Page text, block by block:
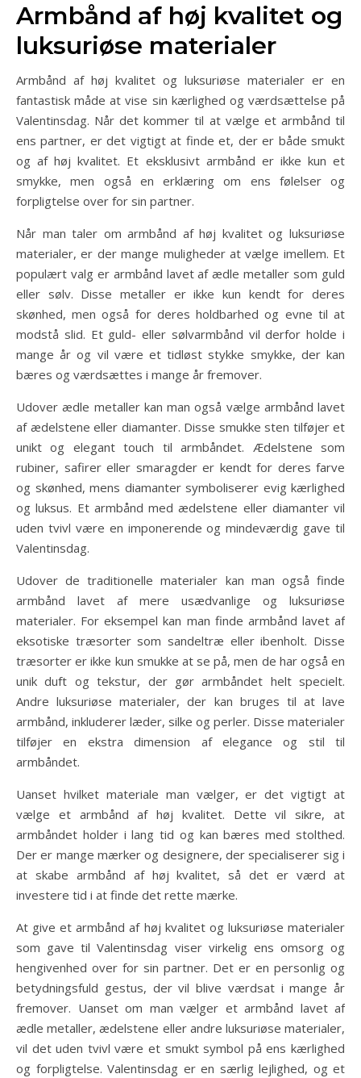
Armbånd af høj kvalitet og
luksuriøse materialer
Armbånd af høj kvalitet og luksuriøse materialer er en
fantastisk måde at vise sin kærlighed og værdsættelse på
Valentinsdag. Når det kommer til at vælge et armbånd til
ens partner, er det vigtigt at finde et, der er både smukt
og af høj kvalitet. Et eksklusivt armbånd er ikke kun et
smykke, men også en erklæring om ens følelser og
forpligtelse over for sin partner.
Når man taler om armbånd af høj kvalitet og luksuriøse
materialer, er der mange muligheder at vælge imellem. Et
populært valg er armbånd lavet af ædle metaller som guld
eller sølv. Disse metaller er ikke kun kendt for deres
skønhed, men også for deres holdbarhed og evne til at
modstå slid. Et guld- eller sølvarmbånd vil derfor holde i
mange år og vil være et tidløst stykke smykke, der kan
bæres og værdsættes i mange år fremover.
Udover ædle metaller kan man også vælge armbånd lavet
af ædelstene eller diamanter. Disse smukke sten tilføjer et
unikt og elegant touch til armbåndet. Ædelstene som
rubiner, safirer eller smaragder er kendt for deres farve
og skønhed, mens diamanter symboliserer evig kærlighed
og luksus. Et armbånd med ædelstene eller diamanter vil
uden tvivl være en imponerende og mindeværdig gave til
Valentinsdag.
Udover de traditionelle materialer kan man også finde
armbånd lavet af mere usædvanlige og luksuriøse
materialer. For eksempel kan man finde armbånd lavet af
eksotiske træsorter som sandeltræ eller ibenholt. Disse
træsorter er ikke kun smukke at se på, men de har også en
unik duft og tekstur, der gør armbåndet helt specielt.
Andre luksuriøse materialer, der kan bruges til at lave
armbånd, inkluderer læder, silke og perler. Disse materialer
tilføjer en ekstra dimension af elegance og stil til
armbåndet.
Uanset hvilket materiale man vælger, er det vigtigt at
vælge et armbånd af høj kvalitet. Dette vil sikre, at
armbåndet holder i lang tid og kan bæres med stolthed.
Der er mange mærker og designere, der specialiserer sig i
at skabe armbånd af høj kvalitet, så det er værd at
investere tid i at finde det rette mærke.
At give et armbånd af høj kvalitet og luksuriøse materialer
som gave til Valentinsdag viser virkelig ens omsorg og
hengivenhed over for sin partner. Det er en personlig og
betydningsfuld gestus, der vil blive værdsat i mange år
fremover. Uanset om man vælger et armbånd lavet af
ædle metaller, ædelstene eller andre luksuriøse materialer,
vil det uden tvivl være et smukt symbol på ens kærlighed
og forpligtelse. Valentinsdag er en særlig lejlighed, og et